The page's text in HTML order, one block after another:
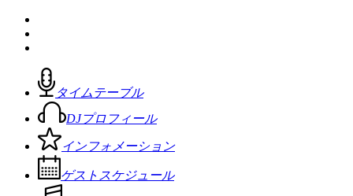
タイムテーブル
DJプロフィール
インフォメーション
ゲストスケジュール